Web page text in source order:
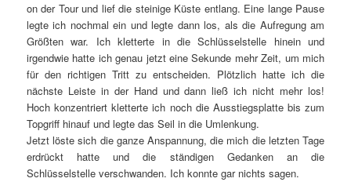
on der Tour und lief die steinige Küste entlang. Eine lange Pause
legte ich nochmal ein und legte dann los, als die Aufregung am
Größten war. Ich kletterte in die Schlüsselstelle hinein und
irgendwie hatte ich genau jetzt eine Sekunde mehr Zeit, um mich
für den richtigen Tritt zu entscheiden. Plötzlich hatte ich die
nächste Leiste in der Hand und dann ließ ich nicht mehr los!
Hoch konzentriert kletterte ich noch die Ausstiegsplatte bis zum
Topgriff hinauf und legte das Seil in die Umlenkung.
Jetzt löste sich die ganze Anspannung, die mich die letzten Tage
erdrückt hatte und die ständigen Gedanken an die
Schlüsselstelle verschwanden. Ich konnte gar nichts sagen.